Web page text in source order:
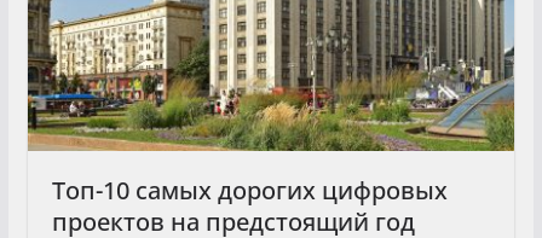
Топ-10 самых дорогих цифровых
проектов на предстоящий год